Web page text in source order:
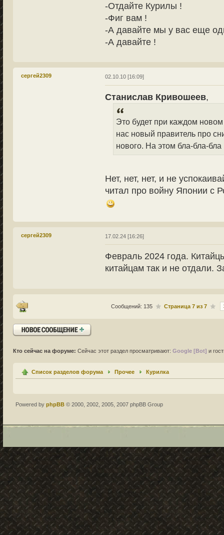
-Отдайте Курилы !
-Фиг вам !
-А давайте мы у вас еще
-А давайте !
сергей2309 02.10.10 [16:09]
Станислав Кривошеев,
Это будет при каждом
нас новый правитель про
нового. На этом бла-бла-бла
Нет, нет, нет, и не
читал про войну Японии с
сергей2309 17.02.24 [16:26]
Февраль 2024 года.
китайцам так и не отдали.
Сообщений: 135 Страница7 из7
Ответить
Кто сейчас на форуме: Сейчас этот раздел просматривают: Google [Bot] и
Список разделов форума Прочее Курилка
Powered by phpBB © 2000, 2002, 2005, 2007 phpBB Group